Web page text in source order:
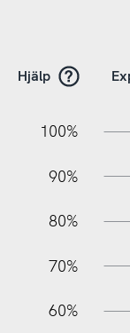
Hjälp
100%
90%
80%
70%
60%